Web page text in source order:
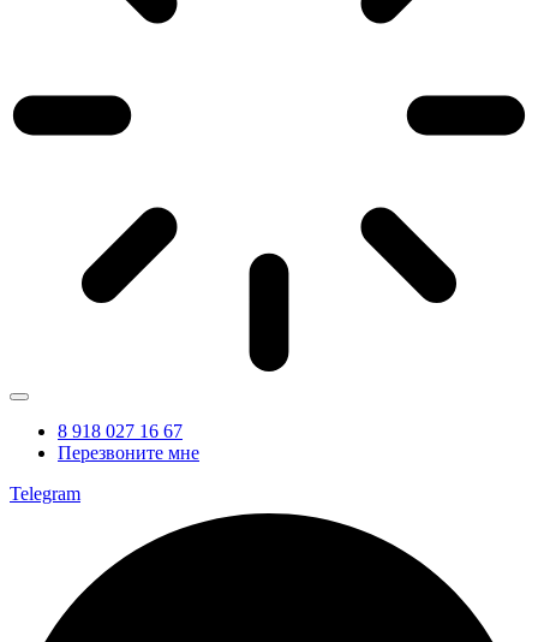
8 918 027 16 67
Перезвоните мне
Telegram